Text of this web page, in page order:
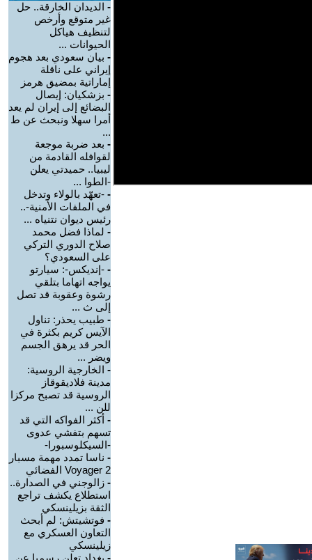
- الديدان الخارقة.. حل
غير متوقع وأرخص
لتنظيف هياكل
الحيوانات ...
- بيان سعودي بعد هجوم
إيراني على ناقلة
إماراتية بمضيق هرمز
- بزشكيان: إيصال
البضائع إلى إيران لم يعد
أمرا سهلا ونبحث عن ط
...
- بعد ضربة موجعة
لقوافله القادمة من
ليبيا.. حميدتي يعلن
-الطوا ...
- -تعهّد بالولاء وتدخل
في الملفات الأمنية-..
رئيس ديوان نتنياه ...
- لماذا فضل محمد
صلاح الدوري التركي
على السعودي؟
- -إنديكس-: سيارتو
يواجه اتهاما بتلقي
رشوة وعقوبة قد تصل
إلى ث ...
- طبيب يحذر: تناول
الآيس كريم بكثرة في
الحر قد يرهق الجسم
ويضر ...
- الخارجية الروسية:
مدينة فلاديقوقاز
الروسية قد تصبح مركزا
للن ...
- أكثر الفواكه التي قد
تسهم بتفشي عدوى
-السيكلوسبورا-
- ناسا تمدد مهمة مسبار
Voyager 2 الفضائي
- زالوجني في الصدارة..
استطلاع يكشف تراجع
الثقة بزيلينسكي
- فوتشيتش: لم أبحث
التعاون العسكري مع
زيلينسكي
- بغداد تعلن رسميا عن